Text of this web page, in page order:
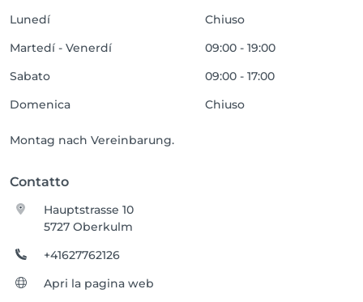
Lunedí
Chiuso
Martedí - Venerdí
09:00 - 19:00
Sabato
09:00 - 17:00
Domenica
Chiuso
Montag nach Vereinbarung.
Contatto
Hauptstrasse 10
5727 Oberkulm
+41627762126
Apri la pagina web